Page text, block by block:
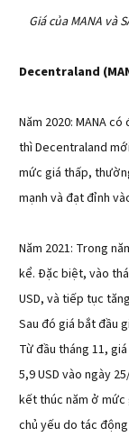
Giá của MANA và
Decentraland
Năm 2020: MANA
thì Decentraland
mức giá thấp,
mạnh và đạt đỉnh
Năm 2021: Trong
kể. Đặc biệt, vào
USD, và tiếp tục
Sau đó giá bắt đầu
Từ đầu tháng 11,
5,9 USD vào ngày
kết thúc năm ở mức
chủ yếu do tác